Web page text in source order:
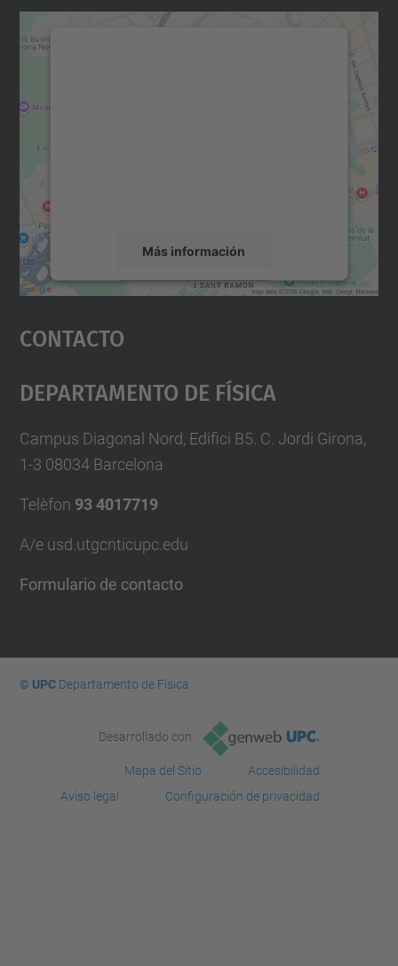
Más información
Aceptar
powered by
Contacto
Departamento De Física
Campus Diagonal Nord, Edifici B5. C. Jordi Girona,
1-3 08034 Barcelona
Telèfon 93 4017719
A/e usd.utgcnticupc.edu
Formulario de contacto
© UPCDepartamento de Física
Desarrollado con
Mapa del Sitio
Accesibilidad
Aviso legal
Configuración de privacidad